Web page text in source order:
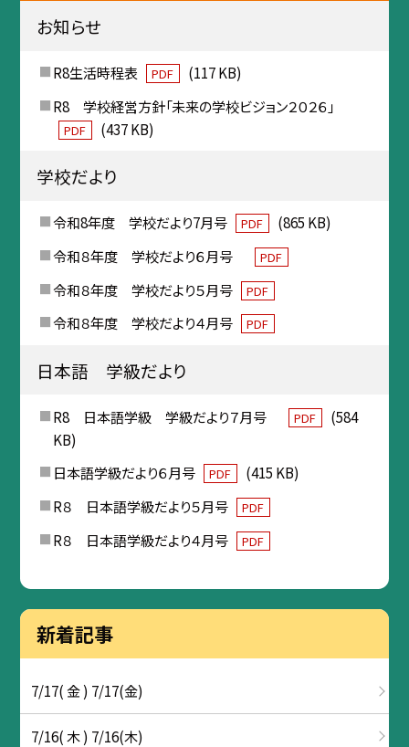
お知らせ
R8生活時程表 PDF
(117 KB)
R8 学校経営方針「未来の学校ビジョン２０２６」
PDF (437 KB)
学校だより
令和8年度 学校だより7月号 PDF
(865 KB)
令和８年度 学校だより６月号
PDF
令和８年度 学校だより５月号 PDF
令和８年度 学校だより４月号 PDF
日本語 学級だより
R8 日本語学級 学級だより７月号 PDF
(584
KB)
日本語学級だより６月号
PDF
(415 KB)
R８ 日本語学級だより５月号
PDF
R８ 日本語学級だより４月号 PDF
新着記事
7/17( 金 ) 7/17(金)
7/16( 木 ) 7/16(木)